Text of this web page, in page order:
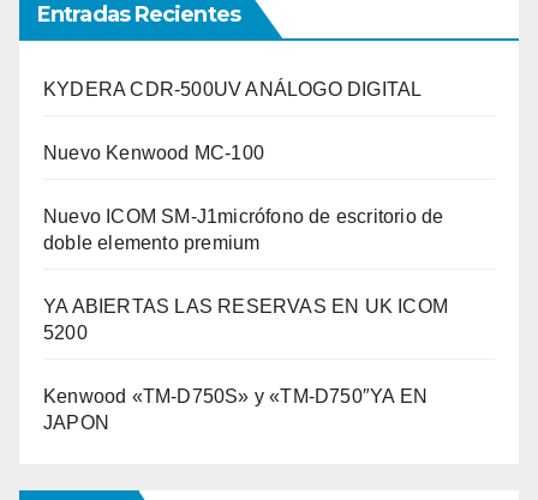
Entradas Recientes
KYDERA CDR-500UV ANÁLOGO DIGITAL
Nuevo Kenwood MC-100
Nuevo ICOM SM-J1micrófono de escritorio de
doble elemento premium
YA ABIERTAS LAS RESERVAS EN UK ICOM
5200
Kenwood «TM-D750S» y «TM-D750″YA EN
JAPON